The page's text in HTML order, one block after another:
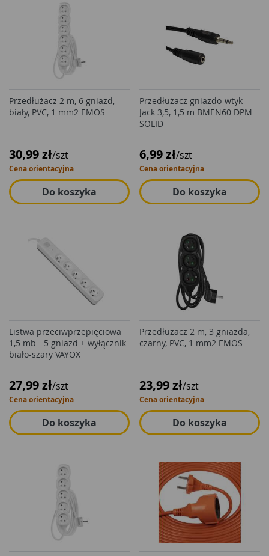
Przedłużacz 2 m, 6 gniazd,
biały, PVC, 1 mm2 EMOS
30,99 zł/szt
Cena orientacyjna
Do koszyka
Przedłużacz gniazdo-wtyk
Jack 3,5, 1,5 m BMEN60 DPM
SOLID
6,99 zł/szt
Cena orientacyjna
Do koszyka
Listwa przeciwprzepięciowa
1,5 mb - 5 gniazd + wyłącznik
biało-szary VAYOX
27,99 zł/szt
Cena orientacyjna
Do koszyka
Przedłużacz 2 m, 3 gniazda,
czarny, PVC, 1 mm2 EMOS
23,99 zł/szt
Cena orientacyjna
Do koszyka